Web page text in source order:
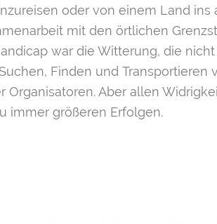
oder von einem Land ins
mit den örtlichen
war die Witterung, die
Finden und Transportieren
Aber allen
immer größeren Erfolgen.